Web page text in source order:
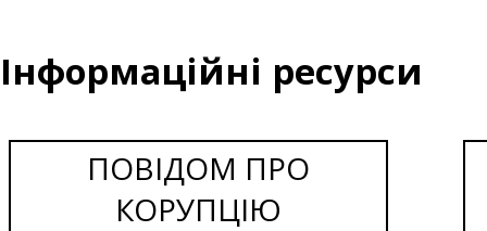
Інформаційні ресурси
ПОВІДОМ ПРО
КОРУПЦІЮ